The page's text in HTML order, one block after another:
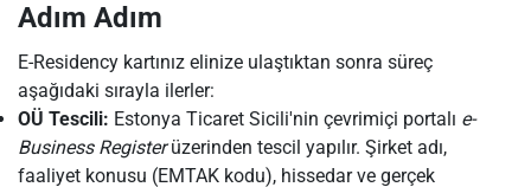
Adım Adım
E-Residency kartınız elinize ulaştıktan sonra süreç
aşağıdaki sırayla ilerler:
OÜ Tescili: Estonya Ticaret Sicili'nin çevrimiçi portalı e-
Business Registerüzerinden tescil yapılır. Şirket adı,
faaliyet konusu (EMTAK kodu), hissedar ve gerçek